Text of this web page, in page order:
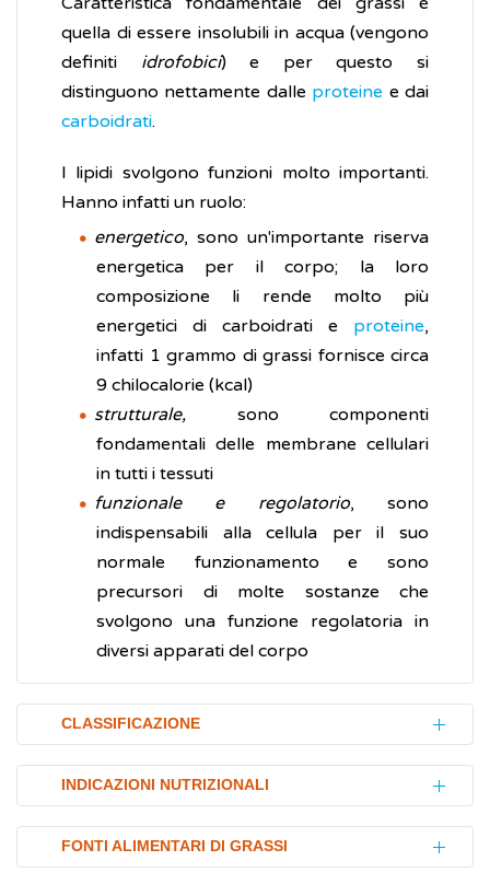
quella di essere insolubili in acqua (vengono
definiti idrofobici) e per questo si
distinguono nettamente dalle proteine e dai
carboidrati.
I lipidi svolgono funzioni molto importanti.
Hanno infatti un ruolo:
energetico, sono un'importante riserva
energetica per il corpo; la loro
composizione li rende molto più
energetici di carboidrati e proteine,
infatti 1 grammo di grassi fornisce circa
9 chilocalorie (kcal)
strutturale, sono componenti
fondamentali delle membrane cellulari
in tutti i tessuti
funzionale e regolatorio, sono
indispensabili alla cellula per il suo
normale funzionamento e sono
precursori di molte sostanze che
svolgono una funzione regolatoria in
diversi apparati del corpo
CLASSIFICAZIONE
In base alla loro struttura chimica i lipidi
possono essere classificati in:
semplici, formati esclusivamente da
INDICAZIONI NUTRIZIONALI
Secondo le Linee Guida per una corretta
alimentazione, il 20-35% delle calorie
FONTI ALIMENTARI DI GRASSI